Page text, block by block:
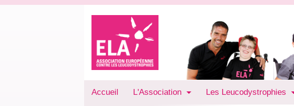
Accueil L'Association Les Leucodystrophies